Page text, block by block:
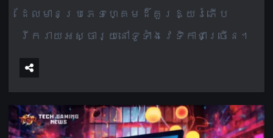
ដែលមានប្រភេទហ្គេមដ៏គួរឱ្យរំភើប
រីករាយអស្ចារ្យនៅទូទាំងវេទិកាជាច្រើន។